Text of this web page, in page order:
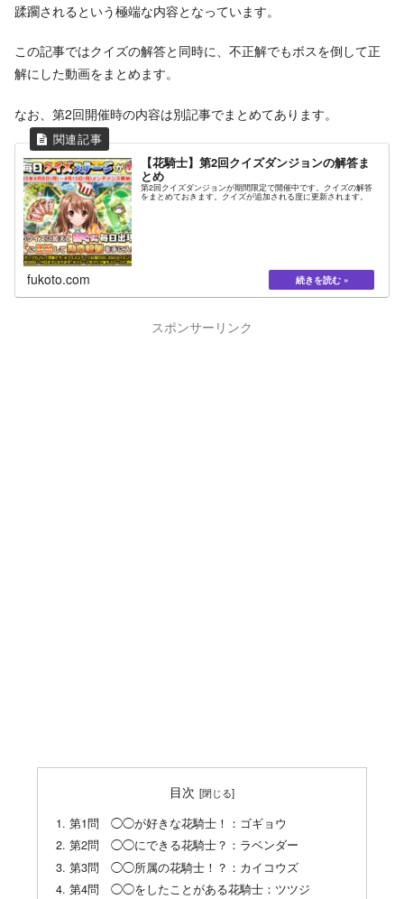
蹂躙されるという極端な内容となっています。
この記事ではクイズの解答と同時に、不正解でもボスを倒して正
解にした動画をまとめます。
なお、第2回開催時の内容は別記事でまとめてあります。
【花騎士】第2回クイズダンジョンの解答ま
とめ
第2回クイズダンジョンが期間限定で開催中です。クイズの解答
をまとめておきます。クイズが追加される度に更新されます。
fukoto.com
スポンサーリンク
目次
第1問 ◯◯が好きな花騎士！：ゴギョウ
第2問 ◯◯にできる花騎士？：ラベンダー
第3問 ◯◯所属の花騎士！？：カイコウズ
第4問 ◯◯をしたことがある花騎士：ツツジ